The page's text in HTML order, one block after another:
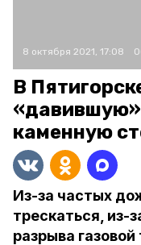
8 октября 2021, 17:08
В
«давившую»
каменную
Из-за частых
трескаться, из-
разрыва